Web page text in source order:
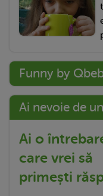
Funny by
Ai nevoie de
Ai o
care vrei să
primești